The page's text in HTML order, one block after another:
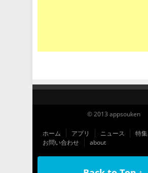
© 2013 appsouken
ホーム アプリ ニュース 特集
お問い合わせ
about